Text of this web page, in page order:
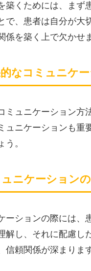
築くためには、まず
で、患者は自分が大
係を築く上で欠かせ
なコミュニケ
ミュニケーション方
ュニケーションも重
う。
ニケーション
ーションの際には、
解し、それに配慮し
信頼関係が深まりま